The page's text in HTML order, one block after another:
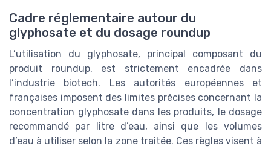
Cadre réglementaire autour du
glyphosate et du dosage roundup
L’utilisation du glyphosate, principal composant du
produit roundup, est strictement encadrée dans
l’industrie biotech. Les autorités européennes et
françaises imposent des limites précises concernant la
concentration glyphosate dans les produits, le dosage
recommandé par litre d’eau, ainsi que les volumes
d’eau à utiliser selon la zone traitée. Ces règles visent à